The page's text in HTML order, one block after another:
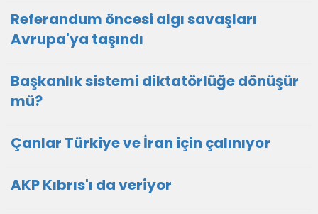
Referandum öncesi algı savaşları
Avrupa'ya taşındı
Başkanlık sistemi diktatörlüğe dönüşür
mü?
Çanlar Türkiye ve İran için çalınıyor
AKP Kıbrıs'ı da veriyor